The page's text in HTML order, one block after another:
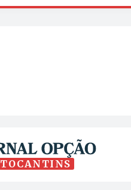
TOCANTINS